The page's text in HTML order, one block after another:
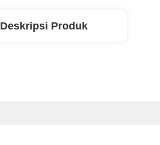
Deskripsi Produk